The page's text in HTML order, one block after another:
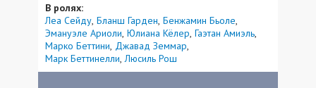
В ролях:
Леа Сейду Бланш Гарден Бенжамин Бьоле
Эмануэле Ариоли Юлиана Кёлер Гаэтан Амиэль
Марко Беттини Джавад Земмар
Марк Беттинелли Люсиль Рош